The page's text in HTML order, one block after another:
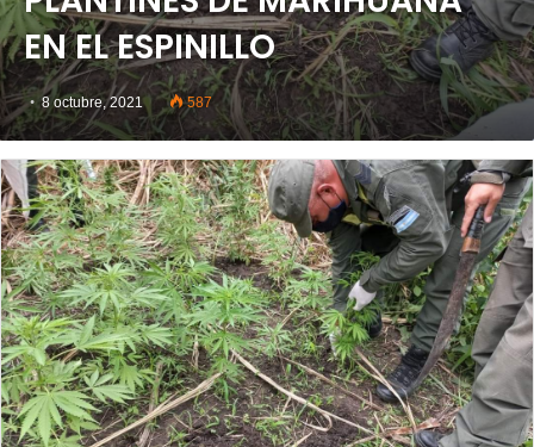
EN EL ESPINILLO
8 octubre, 2021 587